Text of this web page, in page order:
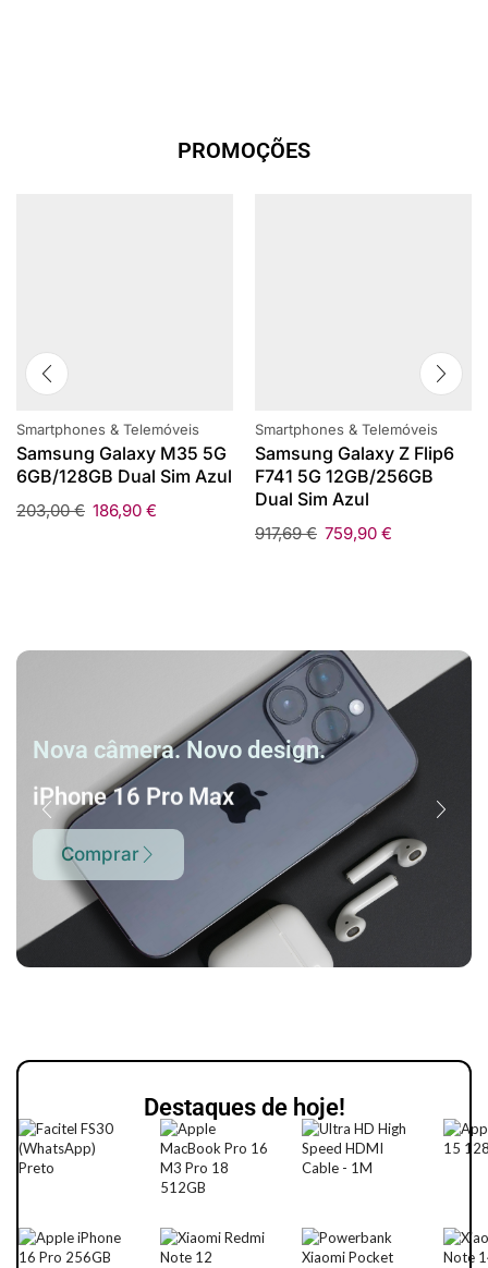
PROMOÇÕES
Smartphones & Telemóveis
Samsung Galaxy M35 5G
6GB/128GB Dual Sim Azul
203,00€ 186,90 €
Smartphones & Telemóveis
Samsung Galaxy Z Flip6
F741 5G 12GB/256GB
Dual Sim Azul
917,69€ 759,90 €
Nova câmera. Novo design.
iPhone 16 Pro Max
Comprar
Destaques de hoje!